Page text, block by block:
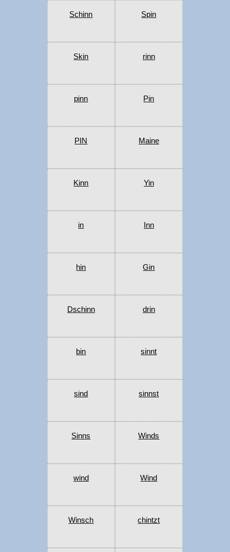
Schinn Spin
Skin rinn
pinn Pin
PIN Maine
Kinn Yin
in Inn
hin Gin
Dschinn drin
bin sinnt
sind sinnst
Sinns Winds
wind Wind
Winsch chintzt